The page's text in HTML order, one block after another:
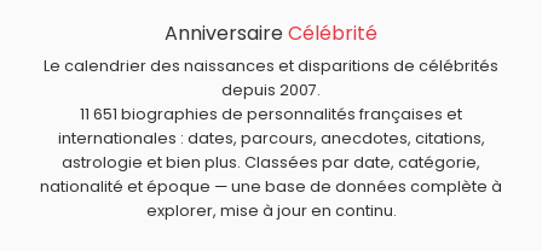
Frank Alamo , James Prescott Joule
comme Paul Andreu.
Quels architectes sont du signe Cancer comme Paul
Ernő Rubik,Pierre-Paul Riquet
Germain Soufflotsont du signe Cancer.
AnniversaireCélébrité
Le calendrier des naissances et disparitions de célébrités
depuis 2007.
11 651 biographies de personnalités françaises et
internationales : dates, parcours, anecdotes, citations,
astrologie et bien plus. Classées par date, catégorie,
nationalité et époque — une base de données complète à
explorer, mise à jour en continu.